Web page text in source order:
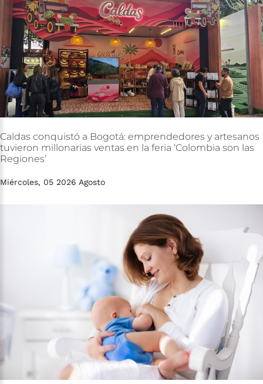
Caldas conquistó a Bogotá: emprendedores y artesanos
tuvieron millonarias ventas en la feria ‘Colombia son las
Regiones’
Miércoles, 05 2026 Agosto